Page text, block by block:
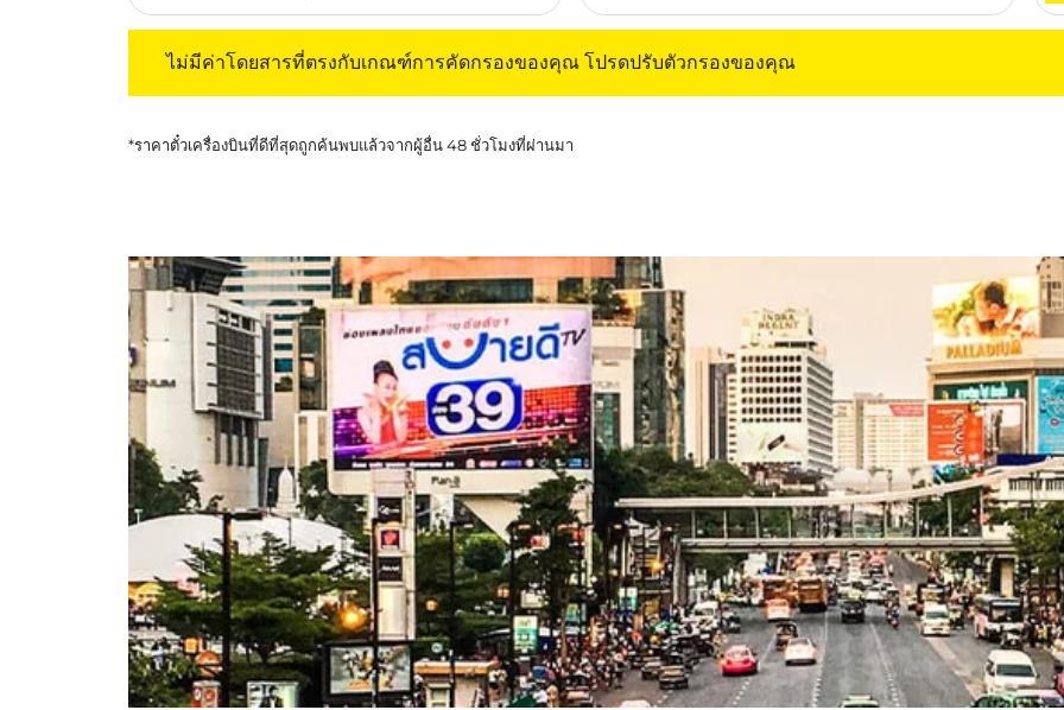
ไม่มีค่าโดยสารที่ตรงกับเกณฑ์การคัดกรองของคุณ โปรดปรับตัวกรองของคุณ
*ราคาตั๋วเครื่องบินที่ดีที่สุดถูกค้นพบแล้วจากผู้อื่น 48 ชั่วโมงที่ผ่านมา